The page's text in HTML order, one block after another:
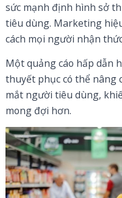
sức mạnh định hình sở
tiêu dùng. Marketing
cách mọi người nhận
Một quảng cáo hấp dẫn
thuyết phục có thể nâng
mắt người tiêu dùng,
mong đợi hơn.